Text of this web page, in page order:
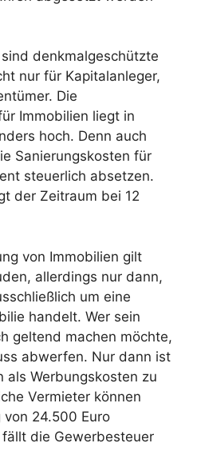
denkmalgeschützte
nur für Kapitalanleger,
Die
Immobilien liegt in
hoch. Denn auch
Sanierungskosten für
steuerlich absetzen.
der Zeitraum bei 12
von Immobilien gilt
allerdings nur dann,
um eine
handelt. Wer sein
geltend machen möchte,
abwerfen. Nur dann ist
als Werbungskosten zu
Vermieter können
24.500 Euro
die Gewerbesteuer